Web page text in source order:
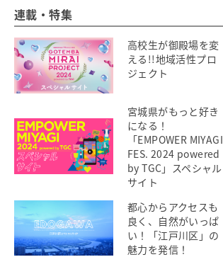
連載・特集
高校生が御殿場を変
える!!地域活性プロ
ジェクト
宮城県がもっと好き
になる！
「EMPOWER MIYAGI
FES. 2024 powered
by TGC」スペシャル
サイト
都心からアクセスも
良く、自然がいっぱ
い！「江戸川区」の
魅力を発信！